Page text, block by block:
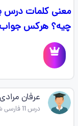
معنی کلمات درس
چیه؟ هرکس جواب
عرفان
درس 11 فارسی ششم